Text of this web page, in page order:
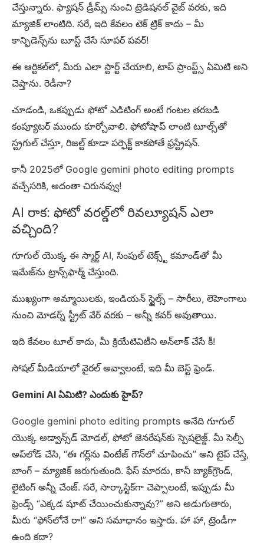
చేస్తున్నారు. ఫ్యాషన్ డ్రీమ్స్ నుంచి ట్రెడిషనల్ వైబ్ వరకు, ఇది
మ్యాజిక్ లాంటిది. సరే, ఇది కేవలం టెక్ ట్రిక్ కాదు – మీ
కాన్ఫిడెన్స్‌ను బూస్ట్ చేసే సూపర్ పవర్!
ఈ ఆర్టికల్‌లో, మీరు ఎలా స్టార్ట్ చేయాలి, టాప్ ప్రాంప్ట్స్ ఏమిటి అని
చెప్తాను. రెడీనా?
చూడండి, ఒకప్పుడు ఫోటో ఎడిటింగ్ అంటే గంటల తరబడి
కంప్యూటర్ ముందు కూర్చోవాలి. ఫోటోషాప్ లాంటి టూల్స్‌తో
స్ట్రగుల్ చేస్తూ, రిజల్ట్ కూడా పర్ఫెక్ట్ కాకపోతే ఫ్రస్ట్రేషన్.
కానీ 2025లో Google gemini photo editing prompts
వచ్చేసరికి, అదంతా చిరునవ్వు!
AI రాక: ఫోటో వరల్డ్‌లో రివల్యూషన్ ఎలా
వచ్చింది?
గూగుల్ యొక్క ఈ స్మార్ట్ AI, సింపుల్ టెక్స్ట్ కమాండ్‌తో మీ
ఇమేజ్‌ను ట్రాన్స్‌ఫార్మ్ చేస్తుంది.
ముఖ్యంగా అమ్మాయిలకు, ఇండియన్ స్టైల్స్ – సారీలు, లెహెంగాలు
నుంచి మోడర్న్ స్ట్రీట్ వేర్ వరకు – అన్నీ కవర్ అవుతాయి.
ఇది కేవలం టూల్ కాదు, మీ క్రియేటివిటీని అన్‌లాక్ చేసే కీ!
సోషల్ మీడియాలో వైరల్ అవ్వాలంటే, ఇది మీ బెస్ట్ ఫ్రెండ్.
Gemini AI ఏమిటి? ఎందుకు హైప్?
Google gemini photo editing prompts అనేది గూగుల్
యొక్క అడ్వాన్స్‌డ్ మోడల్, ఫోటో జెనరేషన్‌కు స్పెషలైజ్డ్. మీ సెల్ఫీ
అప్‌లోడ్ చేసి, “ఈ గర్ల్‌ను వింటేజ్ గౌన్‌లో చూపించు” అని టైప్ చేస్తే,
బాంగ్ – మ్యాజిక్ జరుగుతుంది. ఫేస్ మారదు, కానీ బ్యాక్‌గ్రౌండ్,
లైటింగ్ అన్నీ చేంజ్. సరే, సార్కాస్టిక్‌గా చెప్పాలంటే, ఇప్పుడు మీ
ఫ్రెండ్స్ “ఎక్కడ షూట్ చేయించుకున్నావు?” అని అడుగుతారు,
మీరు “ఫోన్‌లోనే రా!” అని సమాధానం ఇస్తారు. హా హా, ట్రెండీగా
ఉంది కదా?